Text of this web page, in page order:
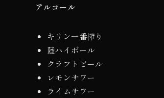
アルコール
キリン一番搾り
陸ハイボール
クラフトビール
レモンサワー
ライムサワー